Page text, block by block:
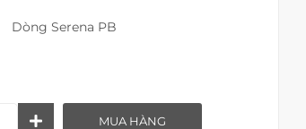
Dòng Serena PB
MUA HÀNG